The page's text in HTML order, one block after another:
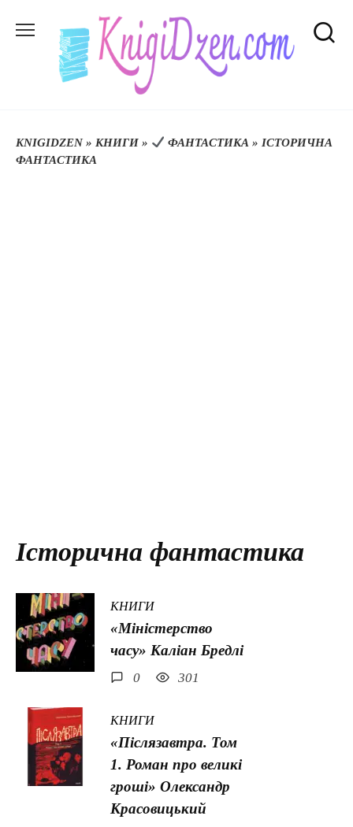
до
KNIGIDZEN» КНИГИ » ФАНТАСТИКА » ІСТОРИЧНА
ФАНТАСТИКА
Історична фантастика
КНИГИ
«Міністерство
часу» Каліан Бредлі
0 301
КНИГИ
«Післязавтра. Том
1. Роман про великі
гроші» Олександр
Красовицький